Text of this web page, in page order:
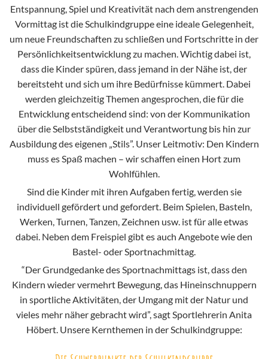
Entspannung, Spiel und Kreativität nach dem anstrengenden
Vormittag ist die Schulkindgruppe eine ideale Gelegenheit,
um neue Freundschaften zu schließen und Fortschritte in der
Persönlichkeitsentwicklung zu machen. Wichtig dabei ist,
dass die Kinder spüren, dass jemand in der Nähe ist, der
bereitsteht und sich um ihre Bedürfnisse kümmert. Dabei
werden gleichzeitig Themen angesprochen, die für die
Entwicklung entscheidend sind: von der Kommunikation
über die Selbstständigkeit und Verantwortung bis hin zur
Ausbildung des eigenen „Stils”. Unser Leitmotiv: Den Kindern
muss es Spaß machen – wir schaffen einen Hort zum
Wohlfühlen.
Sind die Kinder mit ihren Aufgaben fertig, werden sie
individuell gefördert und gefordert. Beim Spielen, Basteln,
Werken, Turnen, Tanzen, Zeichnen usw. ist für alle etwas
dabei. Neben dem Freispiel gibt es auch Angebote wie den
Bastel- oder Sportnachmittag.
“Der Grundgedanke des Sportnachmittags ist, dass den
Kindern wieder vermehrt Bewegung, das Hineinschnuppern
in sportliche Aktivitäten, der Umgang mit der Natur und
vieles mehr näher gebracht wird”, sagt Sportlehrerin Anita
Höbert. Unsere Kernthemen in der Schulkindgruppe: